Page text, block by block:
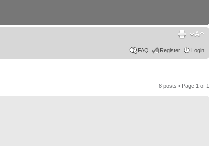
FAQ Register Login
8 posts • Page 1 of 1